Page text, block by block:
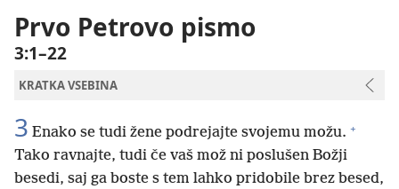
knjigi
Prvo Petrovo pismo
3:1–22
KRATKA VSEBINA
3 Enako se tudi žene podrejajte svojemu možu. +
Tako ravnajte, tudi če vaš mož ni poslušen Božji
besedi, saj ga boste s tem lahko pridobile brez besed,